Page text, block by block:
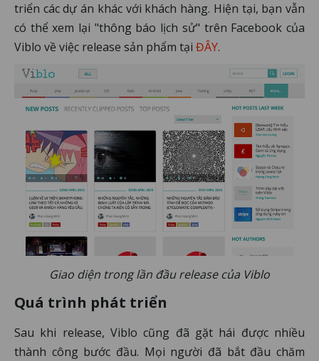
triển các dự án khác với khách hàng. Hiện tại, bạn vẫn
có thể xem lại "thông báo lịch sử" trên Facebook của
Viblo về việc release sản phẩm tại ĐÂY.
Giao diện trong lần đầu release của Viblo
Quá trình phát triển
Sau khi release, Viblo cũng đã gặt hái được nhiều
thành công bước đầu. Mọi người đã bắt đầu chăm